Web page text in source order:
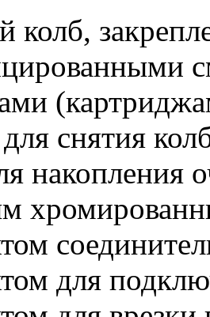
колб,
снятия
накопления
для